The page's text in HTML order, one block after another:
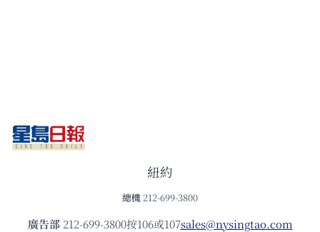
紐約
總機 212-699-3800
廣告部212-699-3800按106或107sales@nysingtao.com